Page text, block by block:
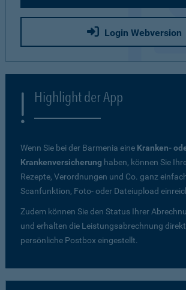
Login Webversion
Highlight der App
Wenn Sie bei der Barmenia eine Kranken-
Krankenversicherung haben, können Sie
Rezepte, Verordnungen und Co. ganz
Scanfunktion, Foto- oder Dateiupload
Zudem können Sie den Status Ihrer
und erhalten die Leistungsabrechnung
persönliche Postbox eingestellt.